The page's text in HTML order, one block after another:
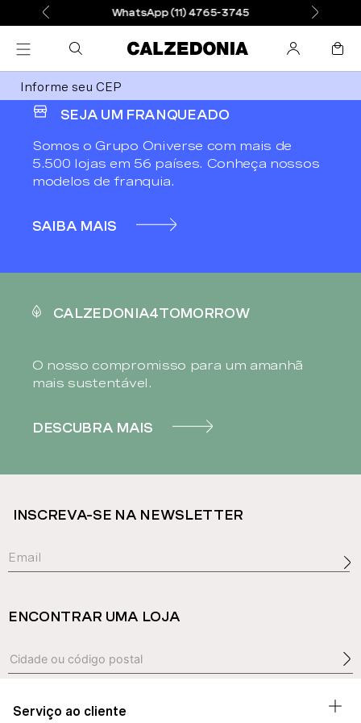
WhatsApp (11) 4765-3745
Informe seu CEP
SEJA UM FRANQUEADO
Somos o Grupo Oniverse com mais de
5.500 lojas em 56 países. Conheça nossos
modelos de franquia.
SAIBA MAIS
CALZEDONIA4TOMORROW
O nosso compromisso para um amanhã
mais sustentável.
DESCUBRA MAIS
INSCREVA-SE NA NEWSLETTER
ENCONTRAR UMA LOJA
Serviço ao cliente